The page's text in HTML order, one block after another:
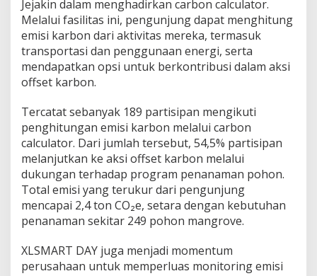
Jejakin dalam menghadirkan carbon calculator.
Melalui fasilitas ini, pengunjung dapat menghitung
emisi karbon dari aktivitas mereka, termasuk
transportasi dan penggunaan energi, serta
mendapatkan opsi untuk berkontribusi dalam aksi
offset karbon.
Tercatat sebanyak 189 partisipan mengikuti
penghitungan emisi karbon melalui carbon
calculator. Dari jumlah tersebut, 54,5% partisipan
melanjutkan ke aksi offset karbon melalui
dukungan terhadap program penanaman pohon.
Total emisi yang terukur dari pengunjung
mencapai 2,4 ton CO₂e, setara dengan kebutuhan
penanaman sekitar 249 pohon mangrove.
XLSMART DAY juga menjadi momentum
perusahaan untuk memperluas monitoring emisi